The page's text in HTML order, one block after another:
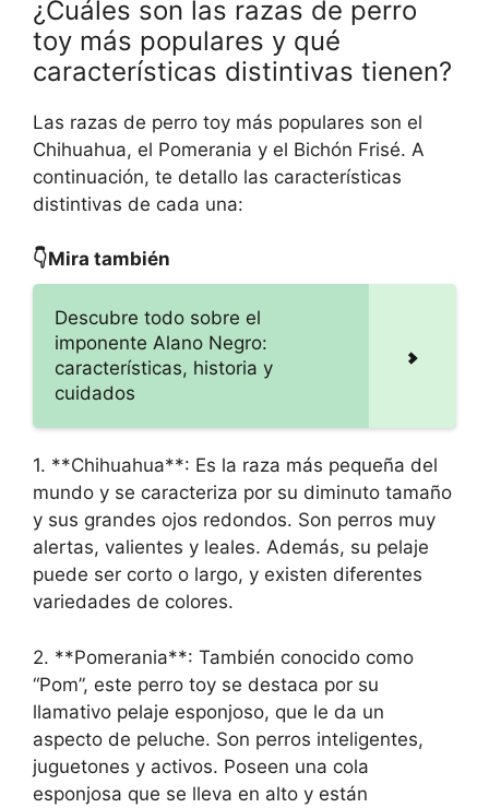
¿Cuáles son las razas de perro
toy más populares y qué
características distintivas tienen?
Las razas de perro toy más populares son el
Chihuahua, el Pomerania y el Bichón Frisé. A
continuación, te detallo las características
distintivas de cada una:
👇Mira también
Descubre todo sobre el
imponente Alano Negro:
características, historia y
cuidados
1. **Chihuahua**: Es la raza más pequeña del
mundo y se caracteriza por su diminuto tamaño
y sus grandes ojos redondos. Son perros muy
alertas, valientes y leales. Además, su pelaje
puede ser corto o largo, y existen diferentes
variedades de colores.
2. **Pomerania**: También conocido como
“Pom”, este perro toy se destaca por su
llamativo pelaje esponjoso, que le da un
aspecto de peluche. Son perros inteligentes,
juguetones y activos. Poseen una cola
esponjosa que se lleva en alto y están